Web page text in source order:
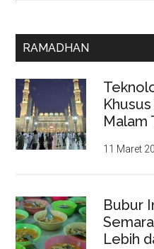
RAMADHAN
Malam
11 Maret
Bubur
Lebih